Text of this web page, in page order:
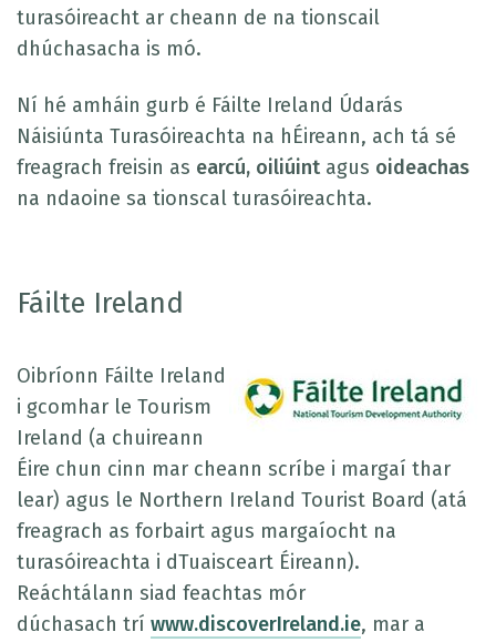
turasóireacht ar cheann de na tionscail
dhúchasacha is mó.
Ní hé amháin gurb é Fáilte Ireland Údarás
Náisiúnta Turasóireachta na hÉireann, ach tá sé
freagrach freisin as earcú, oiliúint agus oideachas
na ndaoine sa tionscal turasóireachta.
Fáilte Ireland
Oibríonn Fáilte Ireland
i gcomhar le Tourism
Ireland (a chuireann
Éire chun cinn mar cheann scríbe i margaí thar
lear) agus le Northern Ireland Tourist Board (atá
freagrach as forbairt agus margaíocht na
turasóireachta i dTuaisceart Éireann).
Reáchtálann siad feachtas mór
dúchasach trí www.discoverIreland.ie, mar a